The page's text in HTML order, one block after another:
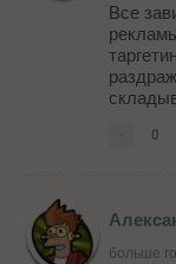
Все
0
больше